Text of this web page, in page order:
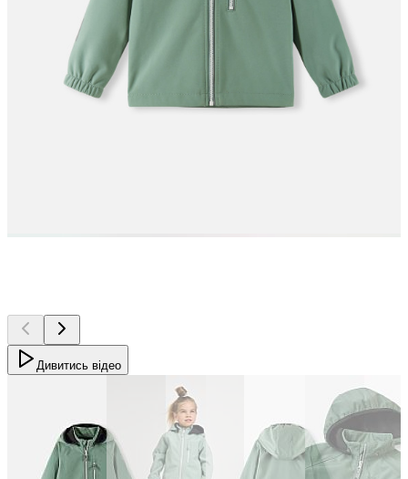
Дивитись відео